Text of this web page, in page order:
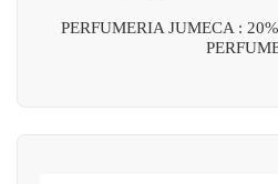
PERFUMERIA JUMECA :